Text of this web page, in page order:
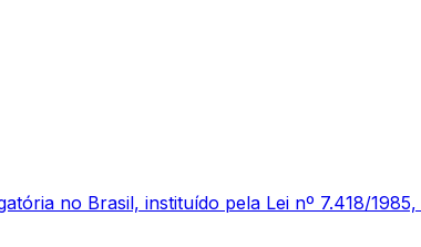
no Brasil, instituído pela Lei nº 7.418/